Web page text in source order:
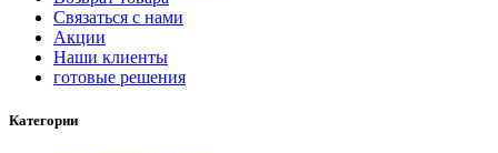
Связаться с нами
Акции
Наши клиенты
готовые решения
Категории